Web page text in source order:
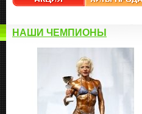
НАШИ ЧЕМПИОНЫ